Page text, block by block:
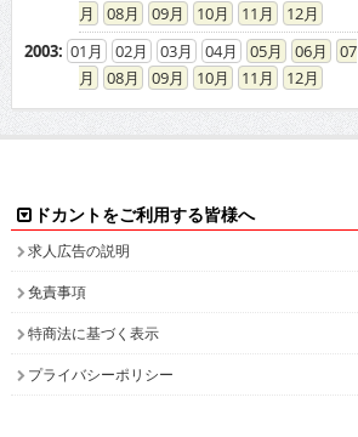
08
09 10 11
12
2003: 01 02 03 04 05 06
07
08
09 10 11 12
ドカントをご利用する皆様へ
求人広告の説明
免責事項
特商法に基づく表示
プライバシーポリシー